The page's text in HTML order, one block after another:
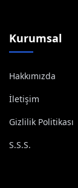
Kurumsal
Hakkımızda
İletişim
Gizlilik Politikası
S.S.S.